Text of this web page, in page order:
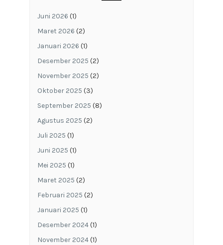
Juni 2026 (1)
Maret 2026 (2)
Januari 2026 (1)
Desember 2025 (2)
November 2025 (2)
Oktober 2025 (3)
September 2025 (8)
Agustus 2025 (2)
Juli 2025 (1)
Juni 2025 (1)
Mei 2025 (1)
Maret 2025 (2)
Februari 2025 (2)
Januari 2025 (1)
Desember 2024(1)
November 2024(1)